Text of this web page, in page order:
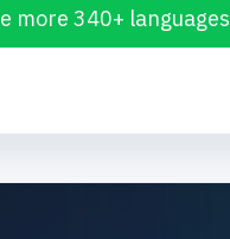
more 340+ languages